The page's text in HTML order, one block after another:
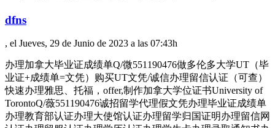
dfns
, el Jueves, 29 de Junio de 2023 a las 07:43h
办理加拿大毕业证成绩单Q/微551190476做多伦多大学UT（毕
业证+成绩单=文凭）购买UT文凭/诚信办理留信认证（可查）
快速办理雅思、托福，offer,制作加拿大学位证书University of
TorontoQ/薇551190476诚招留学代理假文凭办理毕业证成绩单
办理教育部认证办理大使馆认证办理留学归国证明办理留信网